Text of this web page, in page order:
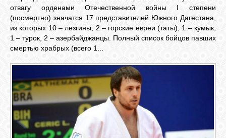
ФОРУМ
ГОСТЕВАЯ
ФОТО
ВИДЕО
отвагу орденами Отечественной войны I степени
(посмертно) значатся 17 представителей Южного Дагестана,
из которых 10 – лезгины, 2 – горские евреи (таты), 1 – кумык,
1 – турок, 2 – азербайджанцы. Полный список бойцов павших
смертью храбрых (всего 1...